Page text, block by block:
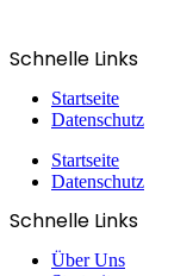
Schnelle Links
Startseite
Datenschutz
Startseite
Datenschutz
Schnelle Links
Über Uns